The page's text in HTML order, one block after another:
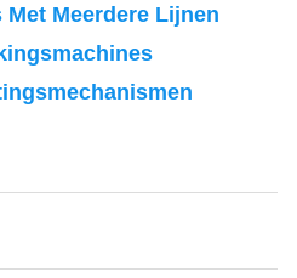
Meerdere Lijnen